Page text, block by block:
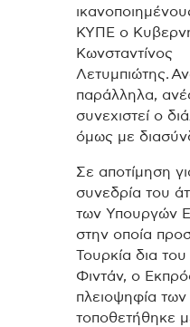
ΚΥΠΕ ο
Κωνσταντίνος
Λετυμπιώτης.
παράλληλα,
συνεχιστεί ο
όμως με
Σε αποτίμηση
συνεδρία του
των Υπουργών
στην οποία
Τουρκία δια
Φιντάν, ο
πλειοψηφία
τοποθετήθηκε